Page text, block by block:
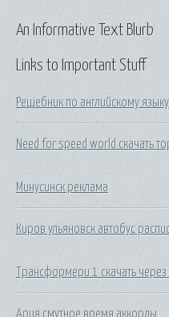
Links to Important Stuff
Решебник по английскому
Need for speed world скачать
Минусинск реклама
Киров ульяновск автобус
Трансформери 1 скачать через
Ария смутное время аккорды
An Informative Text Blurb